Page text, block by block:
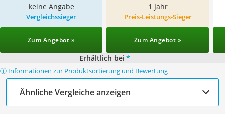
keine Angabe 1 Jahr
Vergleichssieger
Zum Angebot »
Preis-Leistungs-Sieger
Zum Angebot »
Erhältlich bei *
ⓘ Informationen zur Produktsortierung und Bewertung
Ähnliche Vergleiche anzeigen